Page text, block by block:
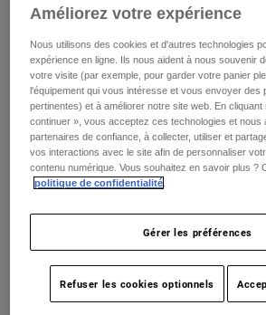
Goggles
Guards & Protection
Gloves
Jackets & Hydration Vests
Gear Bags
Pants
Pads & Protection
Jackets
Gloves
Base Layers
Pants
Shorts
Swim
Tout acheter
Womens
Jackets
Airspace & Main Lexan™
33301
Améliorez votre expérience
Nous utilisons des cookies et d'autres technologies
expérience en ligne. Ils nous aident à nous souvenir
votre visite (par exemple, pour garder votre panier
l'équipement qui vous intéresse et vous envoyer des
pertinentes) et à améliorer notre site web. En
continuer », vous acceptez ces technologies et nous
partenaires de confiance, à collecter, utiliser et
vos interactions avec le site afin de personnaliser
contenu numérique. Vous souhaitez en savoir plus ?
politique de confidentialité
Gérer les préférences
Refuser les cookies optionnels